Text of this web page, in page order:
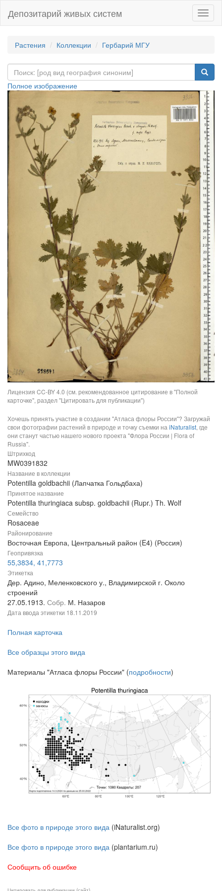
Депозитарий живых систем
Растения Коллекции Гербарий МГУ
Полное изображение
Лицензия CC-BY 4.0 (см. рекомендованное цитирование в "Полной
карточке", раздел "Цитировать для публикации")
Хочешь принять участие в создании "Атласа флоры России"? Загружай
свои фотографии растений в природе и точку съемки на iNaturalist, где
они станут частью нашего нового проекта "Флора России | Flora of
Russia".
Штрихкод
MW0391832
Название в коллекции
Potentilla goldbachii (Лапчатка Гольдбаха)
Принятое название
Potentilla thuringiaca subsp. goldbachii (Rupr.) Th. Wolf
Семейство
Rosaceae
Районирование
Восточная Европа, Центральный район (E4) (Россия)
Геопривязка
55,3834, 41,7773
Этикетка
Дер. Адино, Меленковского у., Владимирской г. Около
строений
27.05.1913. Собр. М. Назаров
Дата ввода этикетки 18.11.2019
Полная карточка
Все образцы этого вида
Материалы "Атласа флоры России" (подробности)
Все фото в природе этого вида (iNaturalist.org)
Все фото в природе этого вида (plantarium.ru)
Сообщить об ошибке